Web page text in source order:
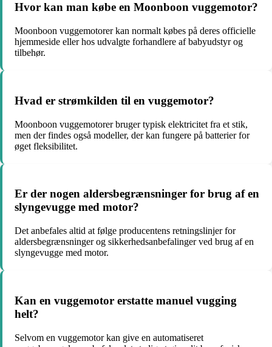
Hvor kan man købe en Moonboon vuggemotor?
Moonboon vuggemotorer kan normalt købes på deres officielle
hjemmeside eller hos udvalgte forhandlere af babyudstyr og
tilbehør.
Hvad er strømkilden til en vuggemotor?
Moonboon vuggemotorer bruger typisk elektricitet fra et stik,
men der findes også modeller, der kan fungere på batterier for
øget fleksibilitet.
Er der nogen aldersbegrænsninger for brug af en
slyngevugge med motor?
Det anbefales altid at følge producentens retningslinjer for
aldersbegrænsninger og sikkerhedsanbefalinger ved brug af en
slyngevugge med motor.
Kan en vuggemotor erstatte manuel vugging
helt?
Selvom en vuggemotor kan give en automatiseret